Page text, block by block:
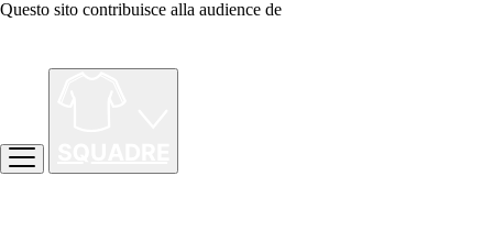
Questo sito contribuisce alla audience de